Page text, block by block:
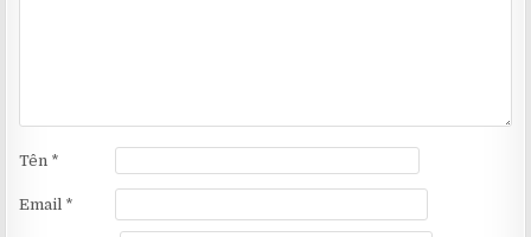
Tên *
Email *